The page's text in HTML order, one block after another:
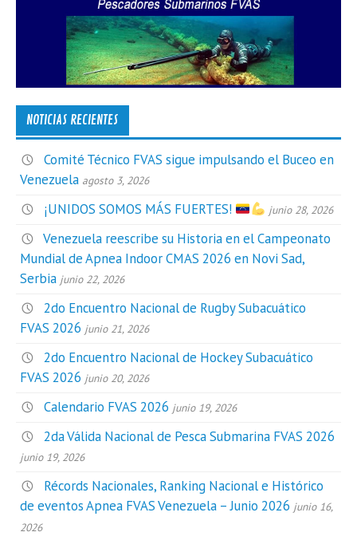
NOTICIAS RECIENTES
Comité Técnico FVAS sigue impulsando el Buceo en
Venezuela agosto 3, 2026
¡UNIDOS SOMOS MÁS FUERTES! junio 28, 2026
Venezuela reescribe su Historia en el Campeonato
Mundial de Apnea Indoor CMAS 2026 en Novi Sad,
Serbia junio 22, 2026
2do Encuentro Nacional de Rugby Subacuático
FVAS 2026 junio 21, 2026
2do Encuentro Nacional de Hockey Subacuático
FVAS 2026 junio 20, 2026
Calendario FVAS 2026 junio 19, 2026
2da Válida Nacional de Pesca Submarina FVAS 2026
junio 19, 2026
Récords Nacionales, Ranking Nacional e Histórico
de eventos Apnea FVAS Venezuela – Junio 2026 junio 16,
2026